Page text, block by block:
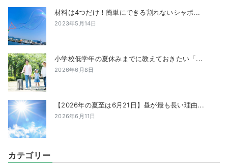
材料は4つだけ！簡単にできる割れないシャボ...
2023年5月14日
小学校低学年の夏休みまでに教えておきたい「...
2026年6月8日
【2026年の夏至は6月21日】昼が最も長い理由...
2026年6月11日
カテゴリー